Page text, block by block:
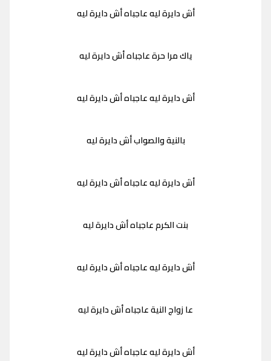
أش دايرة ليه عاجباه أش دايرة ليه
ياك مرا حرة عاجباه أش دايرة ليه
أش دايرة ليه عاجباه أش دايرة ليه
بالنية والصواب أش دايرة ليه
أش دايرة ليه عاجباه أش دايرة ليه
بنت الكرم عاجباه أش دايرة ليه
أش دايرة ليه عاجباه أش دايرة ليه
عا زواج النية عاجباه أش دايرة ليه
أش دايرة ليه عاجباه أش دايرة ليه